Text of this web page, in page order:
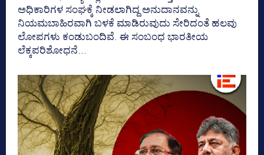
ಅಧಿಕಾರಿಗಳ ಸಂಘಕ್ಕೆ ನೀಡಲಾಗಿದ್ದ ಅನುದಾನವನ್ನು
ನಿಯಮಬಾಹಿರವಾಗಿ ಬಳಕೆ ಮಾಡಿರುವುದು ಸೇರಿದಂತೆ ಹಲವು
ಲೋಪಗಳು ಕಂಡುಬಂದಿವೆ. ಈ ಸಂಬಂಧ ಭಾರತೀಯ
ಲೆಕ್ಕಪರಿಶೋಧನೆ...